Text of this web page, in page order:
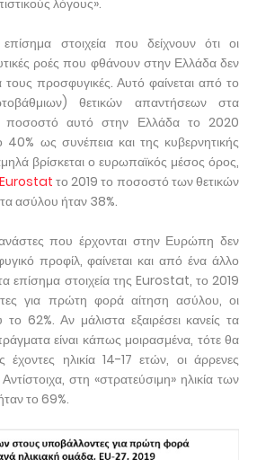
λόγους».
στοιχεία που δείχνουν ότι οι
ροές που φθάνουν στην Ελλάδα δεν
τους προσφυγικές. Αυτό φαίνεται από το
θετικών απαντήσεων στα
ποσοστό αυτό στην Ελλάδα το 2020
40% ως συνέπεια και της κυβερνητικής
βρίσκεται ο ευρωπαϊκός μέσος όρος,
το 2019 το ποσοστό των θετικών
ασύλου ήταν 38%.
που έρχονται στην Ευρώπη δεν
προφίλ, φαίνεται και από ένα άλλο
επίσημα στοιχεία της Eurostat, το 2019
για πρώτη φορά αίτηση ασύλου, οι
62%. Αν μάλιστα εξαιρέσει κανείς τα
είναι κάπως μοιρασμένα, τότε θα
έχοντες ηλικία 14-17 ετών, οι άρρενες
στη «στρατεύσιμη» ηλικία των
το 69%.